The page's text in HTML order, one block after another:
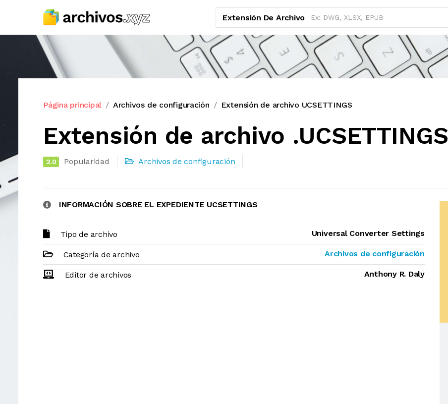
Extensión De Archivo
Página principal Archivos de configuración Extensión de archivo UCSETTINGS
Extensión de archivo .UCSETTINGS
2.0 Popularidad Archivos de configuración
INFORMACIÓN SOBRE EL EXPEDIENTE UCSETTINGS
Tipo de archivo Universal Converter Settings
Categoría de archivo Archivos de configuración
Editor de archivos Anthony R. Daly